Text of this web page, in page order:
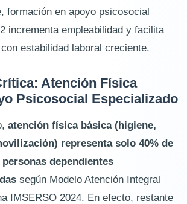
formación en apoyo psicosocial
incrementa empleabilidad y facilita
estabilidad laboral creciente.
Atención Física
Psicosocial Especializado
atención física básica (higiene,
representa solo 40% de
dependientes
según Modelo Atención Integral
IMSERSO 2024. En efecto, restante